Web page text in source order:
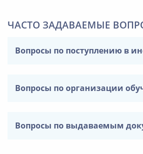
ЧАСТО ЗАДАВАЕМЫЕ
Вопросы по поступлению в
Вопросы по организации
Вопросы по выдаваемым